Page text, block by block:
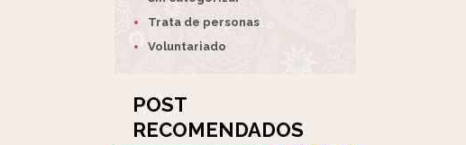
Trata de personas
Voluntariado
POST
RECOMENDADOS